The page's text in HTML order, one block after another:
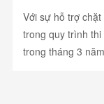
Với sự hỗ trợ
trong quy trình
trong tháng 3